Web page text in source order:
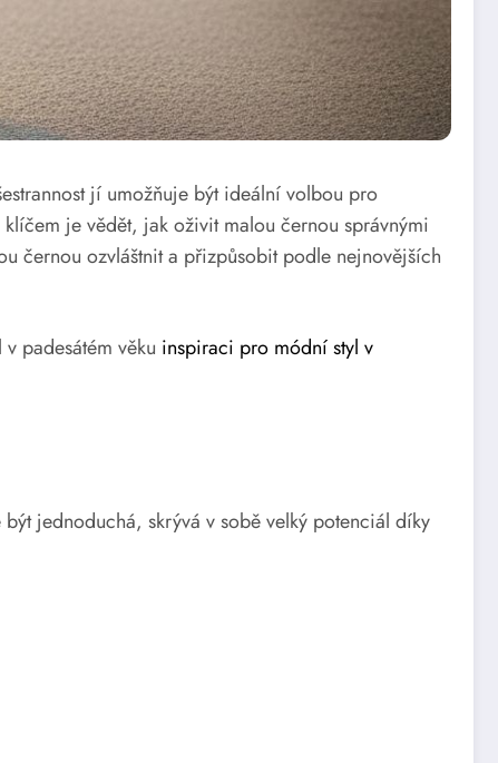
jí umožňuje být ideální volbou pro
je vědět, jak oživit malou černou správnými
černou ozvláštnit a přizpůsobit podle nejnovějších
padesátém věku inspiraci pro módní styl v
jednoduchá, skrývá v sobě velký potenciál díky